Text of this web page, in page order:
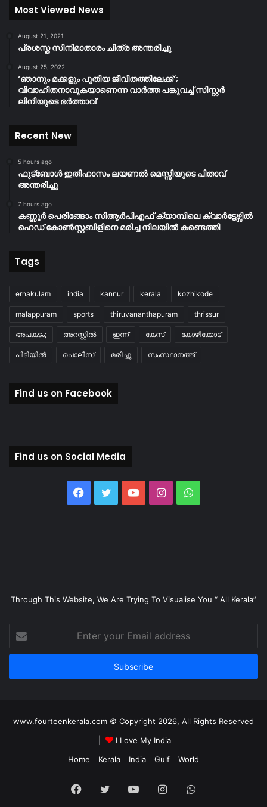
Most Viewed News
August 21, 2021
പ്രശസ്ത സിനിമാതാരം ചിത്ര അന്തരിച്ചു
August 25, 2022
‘ഞാനും മക്കളും പുതിയ ജീവിതത്തിലേക്ക്’;
വിവാഹിതനാവുകയാണെന്ന വാർത്ത പങ്കുവച്ച് സിസ്റ്റർ
ലിനിയുടെ ഭർത്താവ്
Recent New
5 hours ago
ഫുട്ബോൾ ഇതിഹാസം ലയണൽ മെസ്സിയുടെ പിതാവ്
അന്തരിച്ചു
7 hours ago
കണ്ണൂർ പെരിങ്ങോം സിആർപിഎഫ് ക്യാമ്പിലെ ക്വാർട്ടേഴ്സിൽ
ഹെഡ് കോൺസ്റ്റബിളിനെ മരിച്ച നിലയിൽ കണ്ടെത്തി
Tags
ernakulam india kannur kerala kozhikode
malappuram sports thiruvananthapuram thrissur
അപകടം; അറസ്റ്റിൽ ഇന്ന് കേസ് കോഴിക്കോട്
പിടിയിൽ പൊലീസ് മരിച്ചു സംസ്ഥാനത്ത്
Find us on Facebook
Find us on Social Media
Facebook
TwitterYouTubeInstagramWhatsApp
Through This Website, We Are Trying To Visualise You “ All Kerala”
your
Email
www.fourteenkerala.com © Copyright 2026, All Rights Reserved
I Love My India
Home
Kerala India Gulf World
Facebook
TwitterYouTubeInstagramWhatsApp